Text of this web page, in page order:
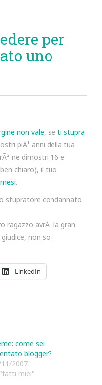
per
uno
non vale, se ti stupra
piÃ¹ anni della tua
ne dimostri 16 e
chiaro), il tuo
.
stupratore condannato
ragazzo avrÃ la gran
non so.
LinkedIn
come sei
blogger?
2007
miei"